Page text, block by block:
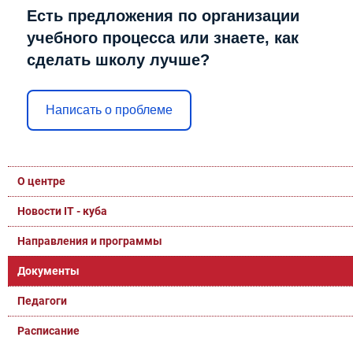
Есть предложения по организации
учебного процесса или знаете, как
сделать школу лучше?
Написать о проблеме
О центре
Новости IT - куба
Направления и программы
Документы
Педагоги
Расписание